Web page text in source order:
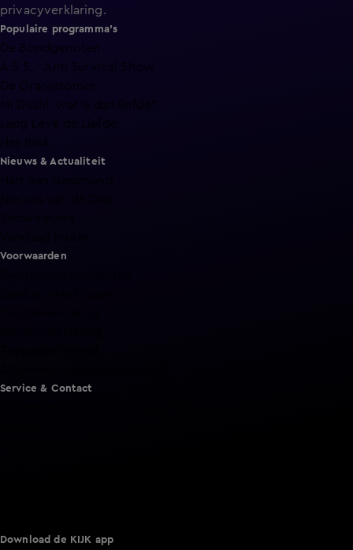
privacyverklaring.
Populaire programma's
De Bondgenoten
A.S.S. - Anti Survival Show
De Oranjezomer
Mi Dushi: wat is dan liefde?
Nieuws & Actualiteit
Voorwaarden
Service & Contact
Download de KIJK app